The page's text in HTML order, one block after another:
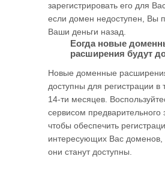
зарегистрировать его для
если домен недоступен, Вы
Ваши деньги назад.
Еогда новые
расширения будут
Новые доменные
доступны для регистрации в
14-ти месяцев.
сервисом предварительного
чтобы обеспечить
интересующих Вас доменов,
они станут доступны.